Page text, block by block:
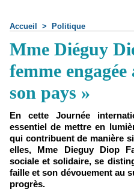
Accueil > Politique
Mme Diéguy
femme
son pays »
En cette Journée
essentiel de mettre en
qui contribuent de manière
elles, Mme Dieguy Diop
sociale et solidaire, se
faille et son dévouement au
progrès.